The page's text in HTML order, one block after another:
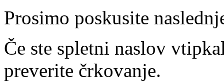
Prosimo poskusite
Če ste spletni naslov
preverite črkovanje.